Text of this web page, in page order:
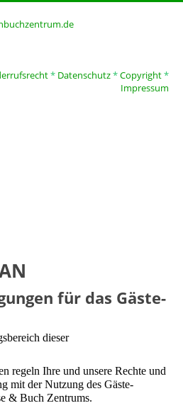
* Datenschutz*Copyright*
Impressum
für das Gäste-
dieser
regeln Ihre und unsere Rechte und
mit der Nutzung des Gäste-
& Buch Zentrums.